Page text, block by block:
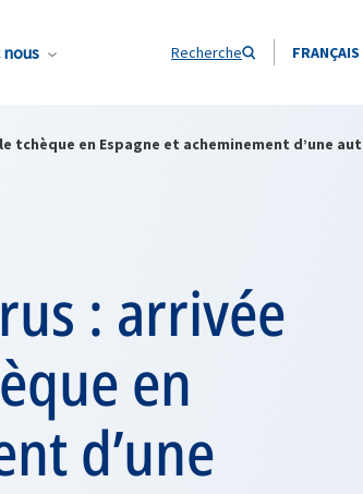
Recherche FRANÇAIS
en Espagne et acheminement d’une
: arrivée
en
d’une